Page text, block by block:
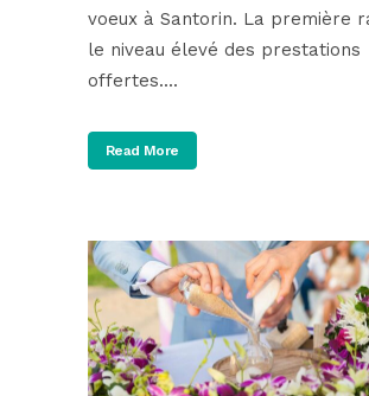
voeux à Santorin. La première
le niveau élevé des prestations
offertes....
Read More